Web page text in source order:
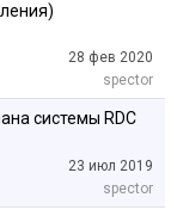
28 фев 2020
spector
системы RDC
23 июл 2019
spector